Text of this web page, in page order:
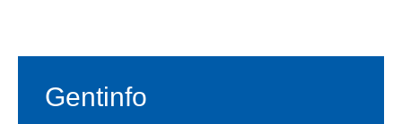
Gentinfo